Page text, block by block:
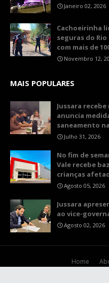
Janeiro 02, 2026
Cachoeirinha
seguras do
com mais de
Novembro 12,
MAIS POPULARES
Jussara
anuncia
saneamento
Julho 31, 2026
No fim de
Vale recebe
crianças
Agosto 05, 2026
Jussara
ao vice-
Agosto 02, 2026
Home